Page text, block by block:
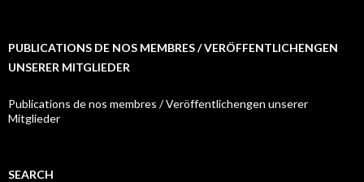
PUBLICATIONS DE NOS MEMBRES / VERÖFFENTLICHENGEN
UNSERER MITGLIEDER
Publications de nos membres / Veröffentlichengen unserer
Mitglieder
SEARCH